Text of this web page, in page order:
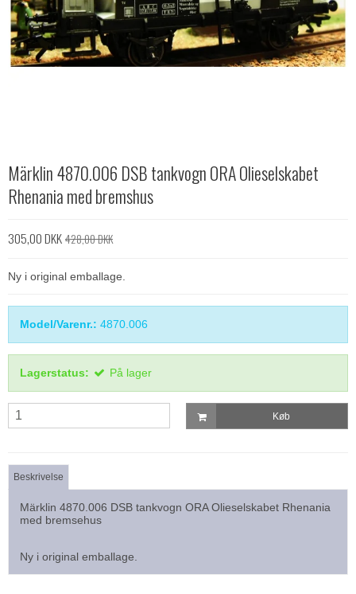
Märklin 4870.006 DSB tankvogn ORA Olieselskabet
Rhenania med bremshus
305,00 DKK428,00 DKK
Ny i original emballage.
Model/Varenr.: 4870.006
Lagerstatus: På lager
Køb
Beskrivelse
Märklin 4870.006 DSB tankvogn ORA Olieselskabet Rhenania
med bremsehus
Ny i original emballage.